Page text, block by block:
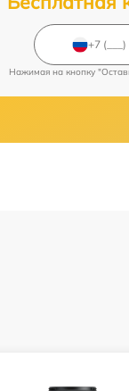
Нажимая на кнопку